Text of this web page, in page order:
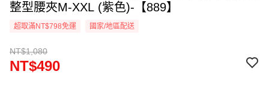
整型腰夾M-XXL (紫色)-【889】
超取滿NT$798免運 國家/地區配送
NT$1,080
NT$490